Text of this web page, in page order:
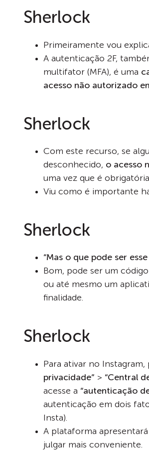
Sherlock
Primeiramente vou
A autenticação 2F,
multifator (MFA), é uma
acesso não autorizado
Sherlock
Com este recurso, se
desconhecido, o acesso
uma vez que é
Viu como é importante
Sherlock
“Mas o que pode ser
Bom, pode ser um
ou até mesmo um
finalidade.
Sherlock
Para ativar no
privacidade” > “Central
acesse a “autenticação
autenticação em dois
Insta).
A plataforma
julgar mais conveniente.